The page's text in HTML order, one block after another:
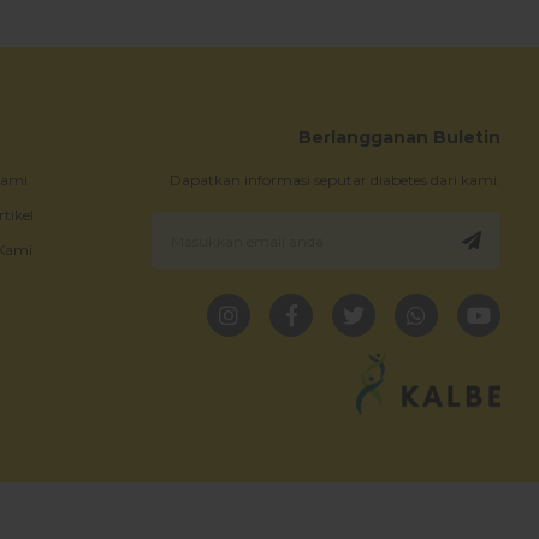
Berlangganan Buletin
Dapatkan informasi seputar diabetes dari kami.